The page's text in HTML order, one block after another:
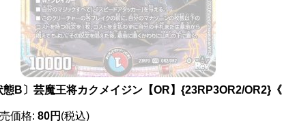
態B〕芸魔王将カクメイジン【OR】{23RP3OR2/OR2}《
価格: 80円 (税込)